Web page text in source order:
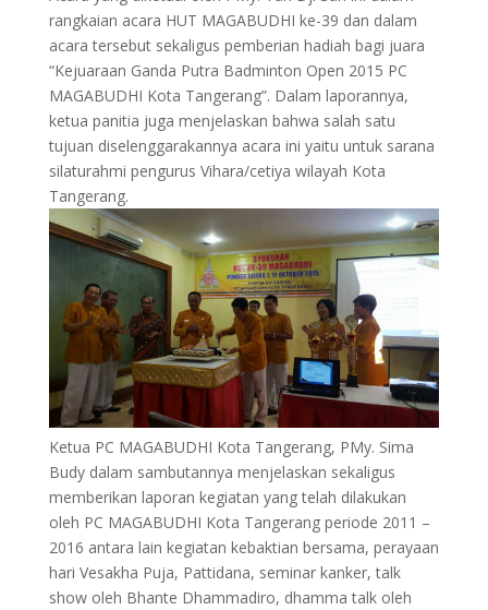
rangkaian acara HUT MAGABUDHI ke-39 dan dalam
acara tersebut sekaligus pemberian hadiah bagi juara
“Kejuaraan Ganda Putra Badminton Open 2015 PC
MAGABUDHI Kota Tangerang”. Dalam laporannya,
ketua panitia juga menjelaskan bahwa salah satu
tujuan diselenggarakannya acara ini yaitu untuk sarana
silaturahmi pengurus Vihara/cetiya wilayah Kota
Tangerang.
Ketua PC MAGABUDHI Kota Tangerang, PMy. Sima
Budy dalam sambutannya menjelaskan sekaligus
memberikan laporan kegiatan yang telah dilakukan
oleh PC MAGABUDHI Kota Tangerang periode 2011 –
2016 antara lain kegiatan kebaktian bersama, perayaan
hari Vesakha Puja, Pattidana, seminar kanker, talk
show oleh Bhante Dhammadiro, dhamma talk oleh